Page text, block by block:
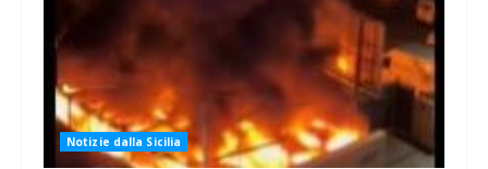
Notizie dalla Sicilia